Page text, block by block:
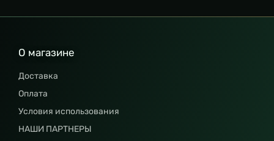
О магазине
Доставка
Оплата
Условия использования
НАШИ ПАРТНЕРЫ